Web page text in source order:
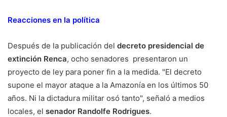
Reacciones en la política
Después de la publicación del decreto presidencial de
extinción Renca, ocho senadores presentaron un
proyecto de ley para poner fin a la medida. "El decreto
supone el mayor ataque a la Amazonía en los últimos 50
años. Ni la dictadura militar osó tanto", señaló a medios
locales, el senador Randolfe Rodrigues.